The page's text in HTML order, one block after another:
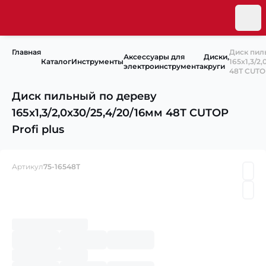
Главная
КаталогИнструменты
Аксессуары для
электроинструмента
Диски,
круги
Диск
165х1,3/
48Т
Диск пильный по дереву
165х1,3/2,0х30/25,4/20/16мм 48Т CUTOP
Profi plus
Артикул75-16548Т